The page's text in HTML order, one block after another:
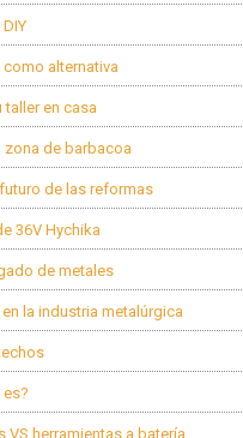
alternativa
taller en casa
zona de barbacoa
de las reformas
36V Hychika
de metales
la industria metalúrgica
VS herramientas a batería